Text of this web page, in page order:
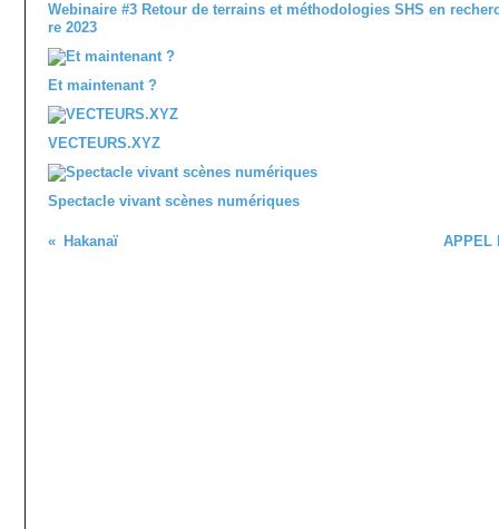
Webinaire #3 Retour de terrains et méthodologies SHS en
re 2023
Et maintenant ?
VECTEURS.XYZ
Spectacle vivant scènes numériques
Hakanaï APPEL